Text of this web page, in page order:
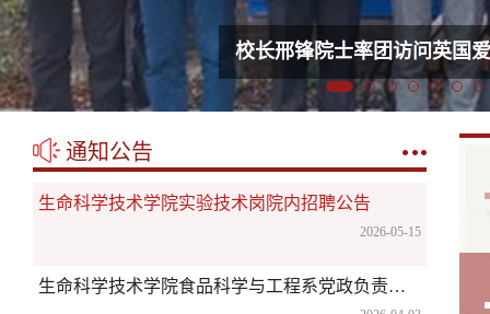
校长邢锋院士率团访问英国
通知公告
生命科学技术学院实验技术岗院内招聘公告
2026-05-15
生命科学技术学院食品科学与工程系党政负责人调整方案